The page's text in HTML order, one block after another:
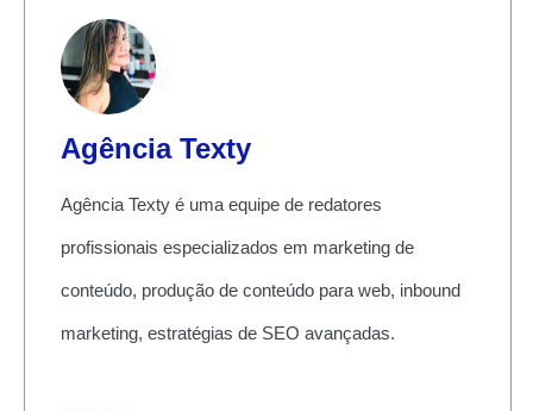
Agência Texty
Agência Texty é uma equipe de redatores
profissionais especializados em marketing de
conteúdo, produção de conteúdo para web, inbound
marketing, estratégias de SEO avançadas.